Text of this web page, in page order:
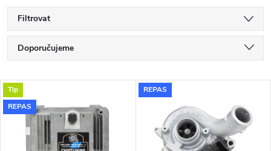
Filtrovat
Ř
a
z
Doporučujeme
Nejdražší
Nejprodávanější
Abecedně
V
ý
Tip
REPAS
REPAS